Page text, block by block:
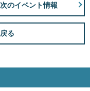
る
次のイベント情報